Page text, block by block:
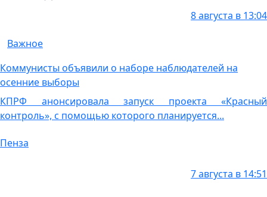
8 августа в 13:04
Важное
Коммунисты объявили о наборе наблюдателей на
осенние выборы
КПРФ анонсировала запуск проекта «Красный
контроль», с помощью которого планируется...
Пенза
7 августа в 14:51